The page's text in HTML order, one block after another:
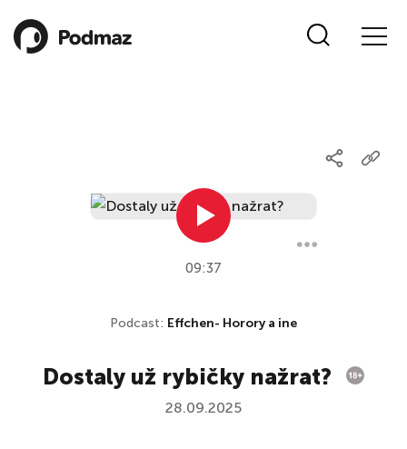
09:37
Podcast: Effchen- Horory a ine
Dostaly už rybičky nažrat?
28.09.2025